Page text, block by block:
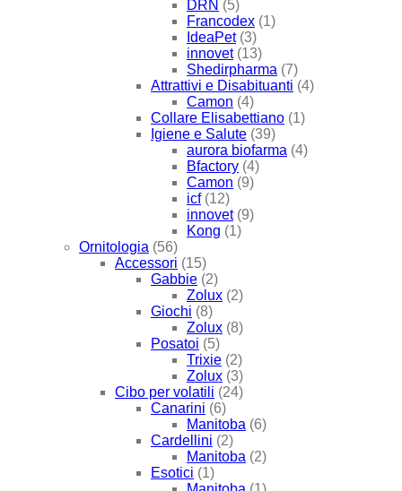
DRN (5)
Francodex (1)
IdeaPet (3)
innovet (13)
Shedirpharma (7)
Attrattivi e Disabituanti (4)
Camon (4)
Collare Elisabettiano (1)
Igiene e Salute (39)
aurora biofarma (4)
Bfactory (4)
Camon (9)
icf (12)
innovet (9)
Kong (1)
Ornitologia (56)
Accessori (15)
Gabbie (2)
Zolux (2)
Giochi (8)
Zolux (8)
Posatoi (5)
Trixie (2)
Zolux (3)
Cibo per volatili (24)
Canarini (6)
Manitoba (6)
Cardellini (2)
Manitoba (2)
Esotici (1)